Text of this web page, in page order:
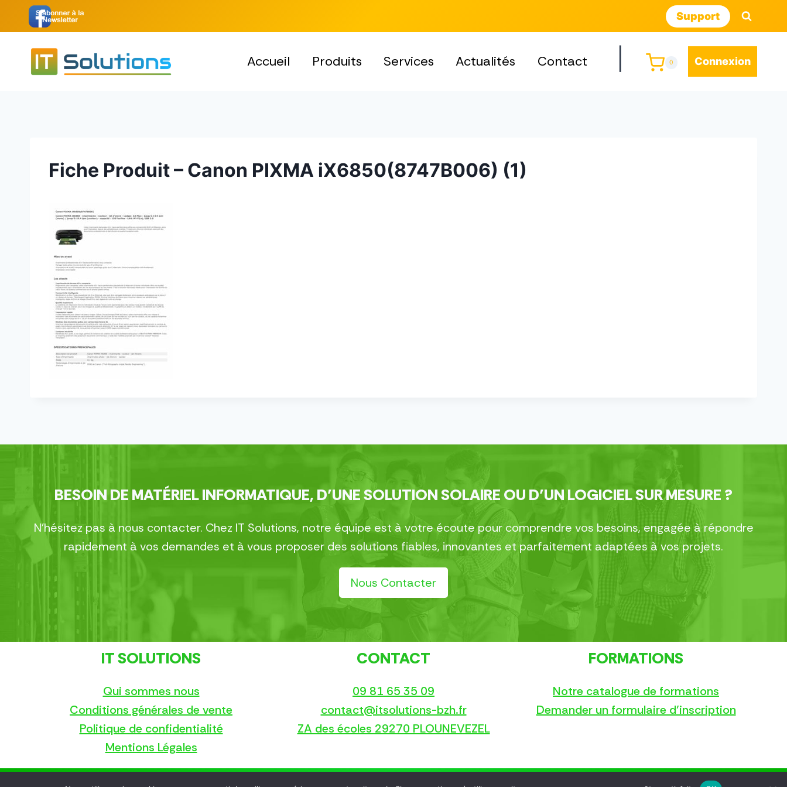
Support
Accueil Produits Services Actualités Contact 0 Connexion
Fiche Produit – Canon PIXMA iX6850(8747B006) (1)
BESOIN DE MATÉRIEL INFORMATIQUE, D’UNE SOLUTION SOLAIRE OU D’UN LOGICIEL SUR MESURE ?
N’hésitez pas à nous contacter. Chez IT Solutions, notre équipe est à votre écoute pour comprendre vos besoins, engagée à répondre
rapidement à vos demandes et à vous proposer des solutions fiables, innovantes et parfaitement adaptées à vos projets.
Nous Contacter
IT SOLUTIONS
Qui sommes nous
Conditions générales de vente
Politique de confidentialité
Mentions Légales
CONTACT
09 81 65 35 09
contact@itsolutions-bzh.fr
ZA des écoles 29270 PLOUNEVEZEL
FORMATIONS
Notre catalogue de formations
Demander un formulaire d’inscription